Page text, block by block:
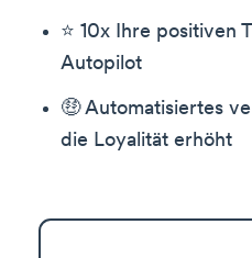
⭐️ 10x Ihre positiven
Autopilot
🤑 Automatisiertes
die Loyalität erhöht